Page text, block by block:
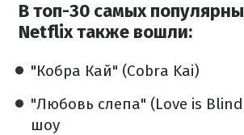
В топ-30 самых
Netflix также вошли:
"Кобра Кай" (Cobra Kai)
"Любовь слепа" (Love is
шоу